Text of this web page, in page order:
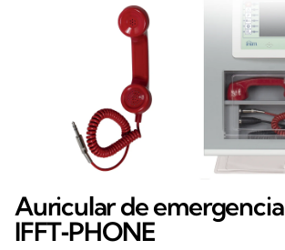
Auricular de emergencia
IFFT‑PHONE